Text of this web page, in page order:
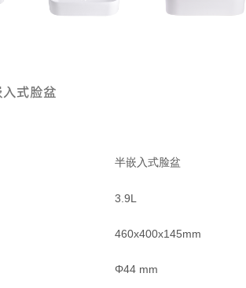
式脸盆
半嵌入式脸盆
3.9L
460x400x145mm
Φ44 mm